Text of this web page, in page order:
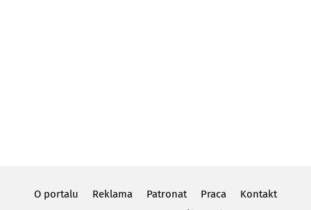
O portalu Reklama Patronat Praca
Kontakt